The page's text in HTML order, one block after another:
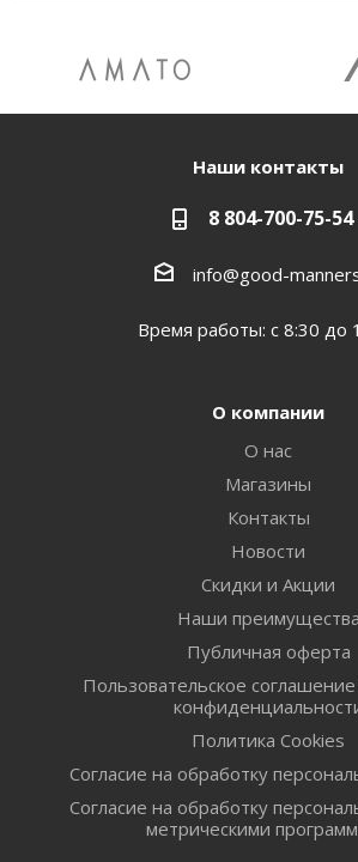
Наши контакты
8 804-700-75-54
info@good-
Время работы: с 8:30 до
О компании
О нас
Магазины
Контакты
Новости
Скидки и Акции
Наши преимущества
Публичная оферта
Пользовательское
Политика Cookies
Согласие на обработку
Согласие на обработку
метрическими